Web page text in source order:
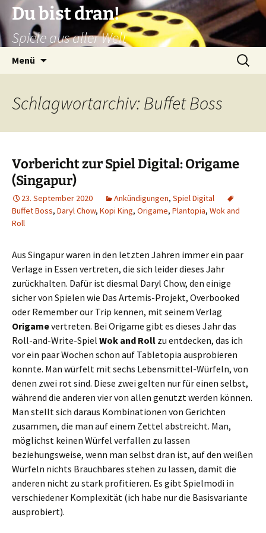
Zum
Inhalt
springen
Du bist dran!
Spiele aus aller Welt
Menü
Suchen
nach:
Schlagwortarchiv: Buffet Boss
Vorbericht zur Spiel Digital: Origame
(Singapur)
23. September 2020 Ankündigungen, Spiel Digital
Buffet Boss, Daryl Chow, Kopi King, Origame, Plantopia, Wok and
Roll
Aus Singapur waren in den letzten Jahren immer ein paar
Verlage in Essen vertreten, die sich leider dieses Jahr
zurückhalten. Dafür ist diesmal Daryl Chow, den einige
sicher von Spielen wie Das Artemis-Projekt, Overbooked
oder Remember our Trip kennen, mit seinem Verlag
Origamevertreten. Bei Origame gibt es dieses Jahr das
Roll-and-Write-Spiel Wok and Roll zu entdecken, das ich
vor ein paar Wochen schon auf Tabletopia ausprobieren
konnte. Man würfelt mit sechs Lebensmittel-Würfeln, von
denen zwei rot sind. Diese zwei gelten nur für einen selbst,
während die anderen vier von allen genutzt werden können.
Man stellt sich daraus Kombinationen von Gerichten
zusammen, die man auf einem Zettel abstreicht. Man,
möglichst keinen Würfel verfallen zu lassen
beziehungsweise, wenn man selbst dran ist, auf den weißen
Würfeln nichts Brauchbares stehen zu lassen, damit die
anderen nicht zu stark profitieren. Es gibt Spielmodi in
verschiedener Komplexität (ich habe nur die Basisvariante
ausprobiert).